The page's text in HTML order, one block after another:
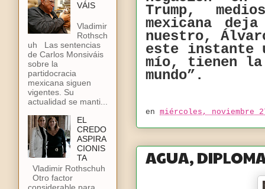
Trump,
mexicana
nuestro,
este instante
mío, tienen la
mundo”.
en miércoles, noviembre
AGUA,
VÁIS
Vladimir
Rothsch
uh Las sentencias
de Carlos Monsiváis
sobre la
partidocracia
mexicana siguen
vigentes. Su
actualidad se manti...
EL
CREDO
ASPIRA
CIONIS
TA
Vladimir Rothschuh
Otro factor